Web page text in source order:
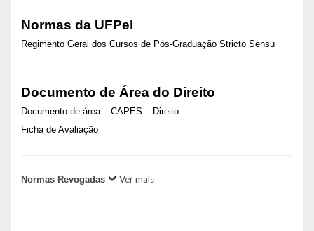
Normas da UFPel
Regimento Geral dos Cursos de Pós-Graduação Stricto Sensu
Documento de Área do Direito
Documento de área – CAPES – Direito
Ficha de Avaliação
Normas Revogadas Ver mais